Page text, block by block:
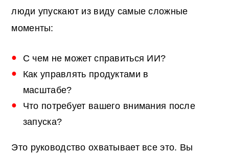
люди упускают из виду самые сложные
моменты:
С чем не может справиться ИИ?
Как управлять продуктами в
масштабе?
Что потребует вашего внимания после
запуска?
Это руководство охватывает все это. Вы